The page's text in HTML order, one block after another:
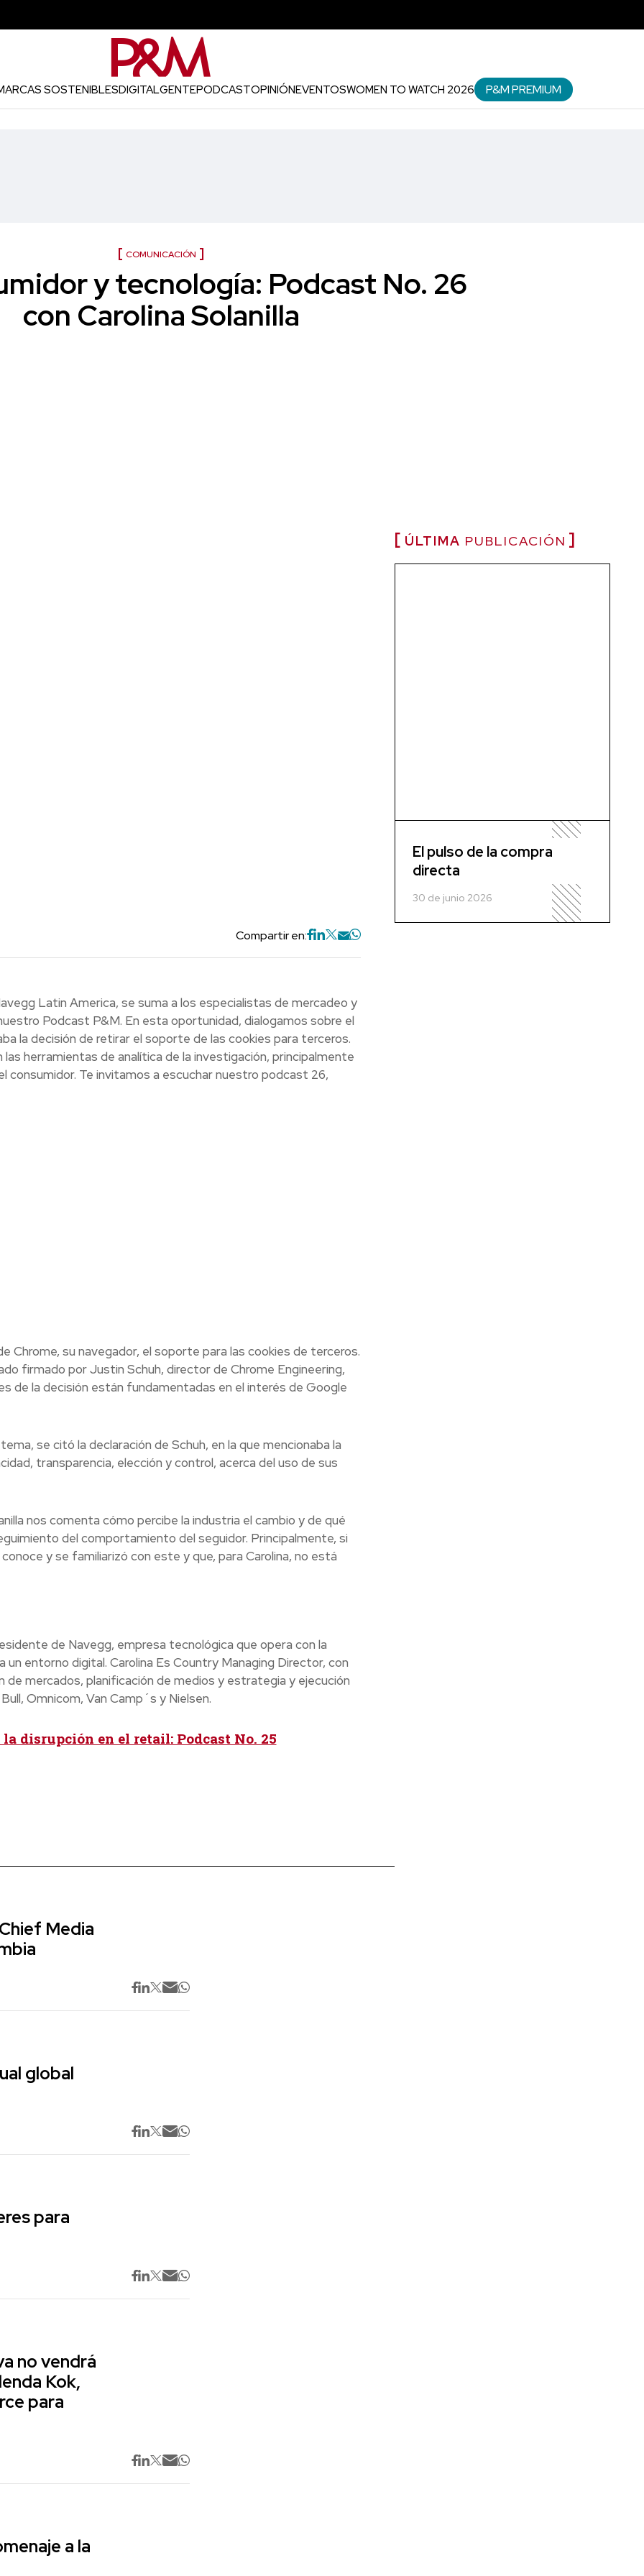
SOSTENIBLESDIGITALGENTEPODCASTOPINIÓNEVENTOSWOMEN TO WATCH 2026 P&M PREMIUM
COMUNICACIÓN
y tecnología: Podcast No. 26
con Carolina Solanilla
Compartir en:
Latin America, se suma a los especialistas de mercadeo y
Podcast P&M. En esta oportunidad, dialogamos sobre el
la decisión de retirar el soporte de las cookies para terceros.
herramientas de analítica de la investigación, principalmente
Te invitamos a escuchar nuestro podcast 26,
Chrome, su navegador, el soporte para las cookies de terceros.
firmado por Justin Schuh, director de Chrome Engineering,
de la decisión están fundamentadas en el interés de Google
se citó la declaración de Schuh, en la que mencionaba la
transparencia, elección y control, acerca del uso de sus
nos comenta cómo percibe la industria el cambio y de qué
del comportamiento del seguidor. Principalmente, si
y se familiarizó con este y que, para Carolina, no está
de Navegg, empresa tecnológica que opera con la
un entorno digital. Carolina Es Country Managing Director, con
de mercados, planificación de medios y estrategia y ejecución
Omnicom, Van Camp´s y Nielsen.
disrupción en el retail: Podcast No. 25
Media
global
para
no vendrá
Kok,
para
a la
ÚLTIMA PUBLICACIÓN
El pulso de la compra
directa
30 de junio 2026